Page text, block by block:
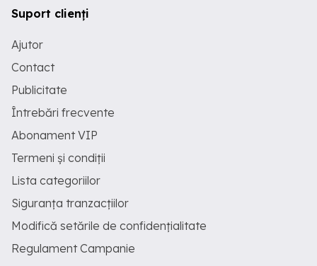
Suport clienți
Ajutor
Contact
Publicitate
Întrebări frecvente
Abonament VIP
Termeni și condiții
Lista categoriilor
Siguranța tranzacțiilor
Modifică setările de confidențialitate
Regulament Campanie